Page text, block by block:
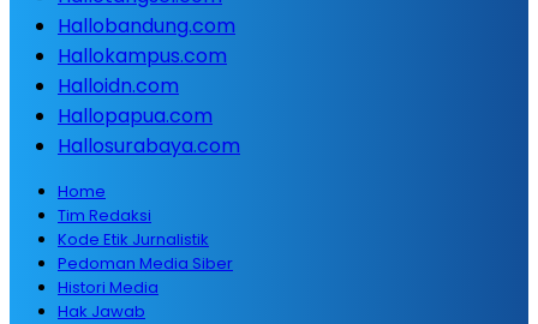
Hallobandung.com
Hallokampus.com
Halloidn.com
Hallopapua.com
Hallosurabaya.com
Home
Tim Redaksi
Kode Etik Jurnalistik
Pedoman Media Siber
Histori Media
Hak Jawab